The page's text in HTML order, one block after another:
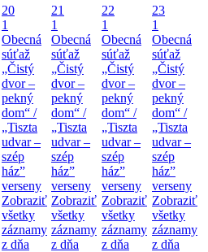
20
1
Obecná
súťaž
„Čistý
dvor –
pekný
dom“ /
„Tiszta
udvar –
szép
ház”
verseny
Zobraziť
všetky
záznamy
z dňa
21
1
Obecná
súťaž
„Čistý
dvor –
pekný
dom“ /
„Tiszta
udvar –
szép
ház”
verseny
Zobraziť
všetky
záznamy
z dňa
22
1
Obecná
súťaž
„Čistý
dvor –
pekný
dom“ /
„Tiszta
udvar –
szép
ház”
verseny
Zobraziť
všetky
záznamy
z dňa
23
1
Obecná
súťaž
„Čistý
dvor –
pekný
dom“ /
„Tiszta
udvar –
szép
ház”
verseny
Zobraziť
všetky
záznamy
z dňa